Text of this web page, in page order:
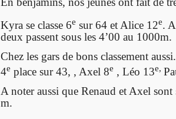
Kyra se classe 6e sur 64 et Alice 12e.
deux passent sous les 4’00 au 1000m.
Chez les gars de bons classement
4e place sur 43, , Axel 8e , Léo 13e,
A noter aussi que Renaud et Axel sont
m.